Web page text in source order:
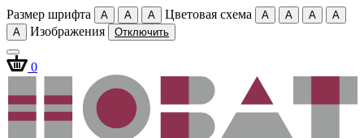
Размер шрифта A A A Цветовая схема A A A
A
A
Изображения Отключить
0